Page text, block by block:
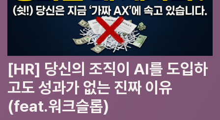
[HR] 당신의 조직이 AI를 도입하
고도 성과가 없는 진짜 이유
(feat.워크슬롭)